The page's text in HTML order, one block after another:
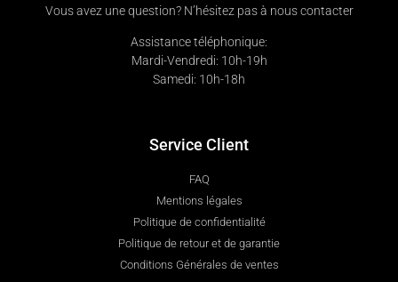
Vous avez une question? N’hésitez pas à nous contacter
Assistance téléphonique:
Mardi-Vendredi: 10h-19h
Samedi: 10h-18h
Service Client
FAQ
Mentions légales
Politique de confidentialité
Politique de retour et de garantie
Conditions Générales de ventes